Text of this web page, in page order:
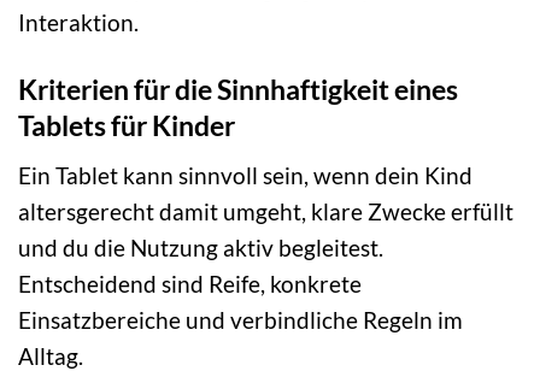
Interaktion.
Kriterien für die Sinnhaftigkeit eines
Tablets für Kinder
Ein Tablet kann sinnvoll sein, wenn dein Kind
altersgerecht damit umgeht, klare Zwecke erfüllt
und du die Nutzung aktiv begleitest.
Entscheidend sind Reife, konkrete
Einsatzbereiche und verbindliche Regeln im
Alltag.